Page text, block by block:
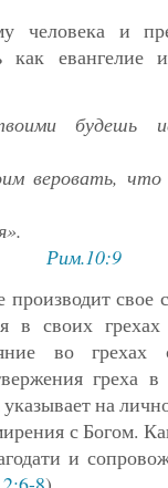
человека и
как евангелие
будешь
что
Рим.10:9
свое
в своих
во грехах
греха
указывает на
с Богом.
и